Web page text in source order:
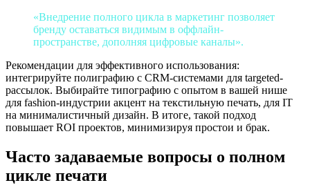
«Внедрение полного цикла в маркетинг позволяет
бренду оставаться видимым в оффлайн-
пространстве, дополняя цифровые каналы».
Рекомендации для эффективного использования:
интегрируйте полиграфию с CRM-системами для targeted-
рассылок. Выбирайте типографию с опытом в вашей нише
для fashion-индустрии акцент на текстильную печать, для IT
на минималистичный дизайн. В итоге, такой подход
повышает ROI проектов, минимизируя простои и брак.
Часто задаваемые вопросы о полном
цикле печати